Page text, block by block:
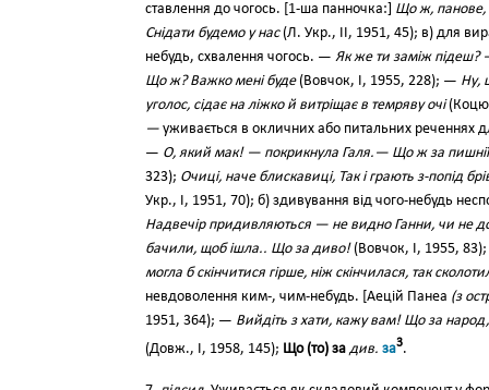
ставлення до чогось. [1-ша панночка:] Що ж, панове,
Снідати будемо у нас(Л. Укр., II, 1951, 45); в) для
небудь, схвалення чогось. — Як же ти заміж підеш?
Що ж? Важко мені буде(Вовчок, І, 1955, 228); — Ну,
уголос, сідає на ліжко й витріщає в темряву очі
— уживається в окличних або питальних
— О, який мак! — покрикнула Галя.— Що ж за пишнії
323); Очиці, наче блискавиці, Так і грають з-попід
Укр., І, 1951, 70); б) здивування від чого-небудь
Надвечір придивляються — не видно Ганни, чи не
бачили, щоб ішла.. Що за диво!(Вовчок, І, 1955,
могла б скінчитися гірше, ніж скінчилася, так
невдоволення ким-, чим-небудь. [Аецій Панеа (з
1951, 364); — Вийдіть з хати, кажу вам! Що за
(Довж., І, 1958, 145); Що (то) за див. за3.